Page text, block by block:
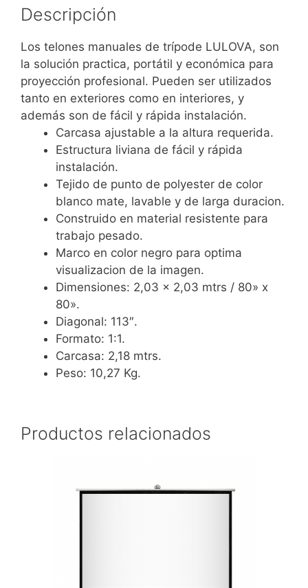
Descripción
Los telones manuales de trípode LULOVA, son
la solución practica, portátil y económica para
proyección profesional. Pueden ser utilizados
tanto en exteriores como en interiores, y
además son de fácil y rápida instalación.
Carcasa ajustable a la altura requerida.
Estructura liviana de fácil y rápida
instalación.
Tejido de punto de polyester de color
blanco mate, lavable y de larga duracion.
Construido en material resistente para
trabajo pesado.
Marco en color negro para optima
visualizacion de la imagen.
Dimensiones: 2,03 x 2,03 mtrs / 80» x
80».
Diagonal: 113″.
Formato: 1:1.
Carcasa: 2,18 mtrs.
Peso: 10,27 Kg.
Productos relacionados